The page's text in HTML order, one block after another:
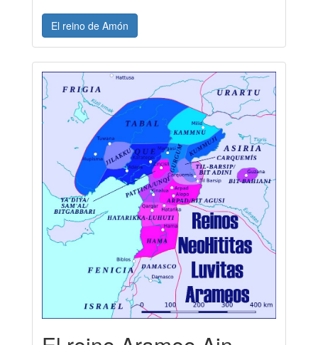
El reino de Amón